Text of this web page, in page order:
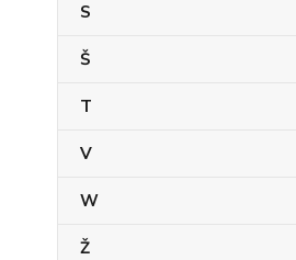
S
Š
T
V
W
Ž